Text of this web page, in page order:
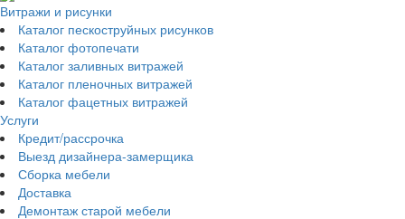
Витражи и рисунки
Каталог пескоструйных рисунков
Каталог фотопечати
Каталог заливных витражей
Каталог пленочных витражей
Каталог фацетных витражей
Услуги
Кредит/рассрочка
Выезд дизайнера-замерщика
Сборка мебели
Доставка
Демонтаж старой мебели